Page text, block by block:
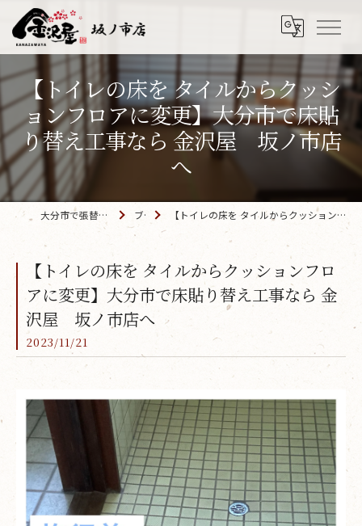
【トイレの床を タイルからクッシ
ョンフロアに変更】大分市で床貼
り替え工事なら 金沢屋 坂ノ市店
へ
大分市で張替えなら「金沢屋 坂ノ市店」 ブログ 【トイレの床を タイルからクッションフロアに変更】大分市で床貼り替え工事なら 金沢屋 坂ノ市店へ
【トイレの床を タイルからクッションフロ
アに変更】大分市で床貼り替え工事なら 金
沢屋 坂ノ市店へ
2023/11/21